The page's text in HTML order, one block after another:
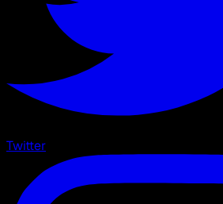
Twitter